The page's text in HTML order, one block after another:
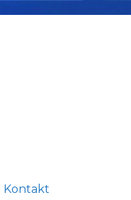
Kontakt